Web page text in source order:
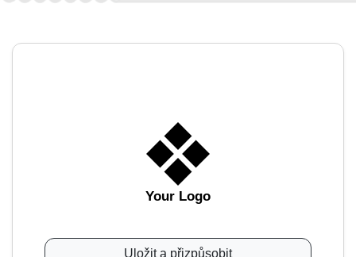
Your Logo
Uložit a přizpůsobit